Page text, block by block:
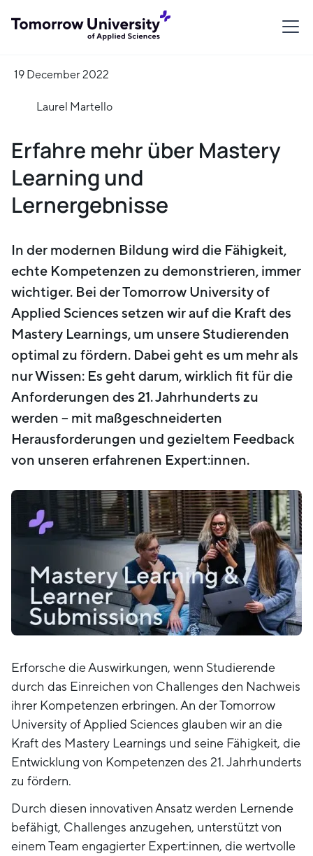
19 December 2022
Laurel Martello
Erfahre mehr über Mastery
Learning und
Lernergebnisse
In der modernen Bildung wird die Fähigkeit,
echte Kompetenzen zu demonstrieren, immer
wichtiger. Bei der Tomorrow University of
Applied Sciences setzen wir auf die Kraft des
Mastery Learnings, um unsere Studierenden
optimal zu fördern. Dabei geht es um mehr als
nur Wissen: Es geht darum, wirklich fit für die
Anforderungen des 21. Jahrhunderts zu
werden – mit maßgeschneiderten
Herausforderungen und gezieltem Feedback
von unseren erfahrenen Expert:innen.
Erforsche die Auswirkungen, wenn Studierende
durch das Einreichen von Challenges den Nachweis
ihrer Kompetenzen erbringen. An der Tomorrow
University of Applied Sciences glauben wir an die
Kraft des Mastery Learnings und seine Fähigkeit, die
Entwicklung von Kompetenzen des 21. Jahrhunderts
zu fördern.
Durch diesen innovativen Ansatz werden Lernende
befähigt, Challenges anzugehen, unterstützt von
einem Team engagierter Expert:innen, die wertvolle